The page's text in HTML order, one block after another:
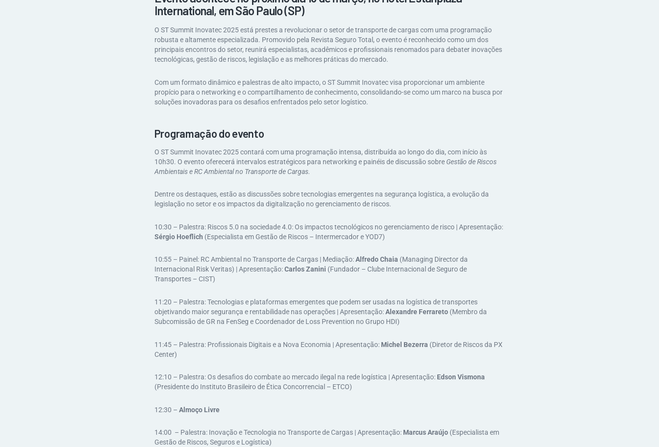
International, em São Paulo (SP)
O ST Summit Inovatec 2025 está prestes a revolucionar o setor de transporte de cargas com uma programação
robusta e altamente especializada. Promovido pela Revista Seguro Total, o evento é reconhecido como um dos
principais encontros do setor, reunirá especialistas, acadêmicos e profissionais renomados para debater inovações
tecnológicas, gestão de riscos, legislação e as melhores práticas do mercado.
Com um formato dinâmico e palestras de alto impacto, o ST Summit Inovatec visa proporcionar um ambiente
propício para o networking e o compartilhamento de conhecimento, consolidando-se como um marco na busca por
soluções inovadoras para os desafios enfrentados pelo setor logístico.
Programação do evento
O ST Summit Inovatec 2025 contará com uma programação intensa, distribuída ao longo do dia, com início às
10h30. O evento oferecerá intervalos estratégicos para networking e painéis de discussão sobre Gestão de Riscos
Ambientais e RC Ambiental no Transporte de Cargas.
Dentre os destaques, estão as discussões sobre tecnologias emergentes na segurança logística, a evolução da
legislação no setor e os impactos da digitalização no gerenciamento de riscos.
10:30 – Palestra: Riscos 5.0 na sociedade 4.0: Os impactos tecnológicos no gerenciamento de risco | Apresentação:
Sérgio Hoeflich (Especialista em Gestão de Riscos – Intermercador e YOD7)
10:55 – Painel: RC Ambiental no Transporte de Cargas | Mediação:Alfredo Chaia (Managing Director da
Internacional Risk Veritas) | Apresentação:Carlos Zanini (Fundador – Clube Internacional de Seguro de
Transportes – CIST)
11:20 – Palestra: Tecnologias e plataformas emergentes que podem ser usadas na logística de transportes
objetivando maior segurança e rentabilidade nas operações | Apresentação:Alexandre Ferrareto(Membro da
Subcomissão de GR na FenSeg e Coordenador de Loss Prevention no Grupo HDI)
11:45 – Palestra: Profissionais Digitais e a Nova Economia | Apresentação: Michel Bezerra (Diretor de Riscos da PX
Center)
12:10 – Palestra: Os desafios do combate ao mercado ilegal na rede logística | Apresentação: Edson Vismona
(Presidente do Instituto Brasileiro de Ética Concorrencial – ETCO)​
12:30 – Almoço Livre
14:00 – Palestra: Inovação e Tecnologia no Transporte de Cargas | Apresentação: Marcus Araújo(Especialista em
Gestão de Riscos, Seguros e Logística​)